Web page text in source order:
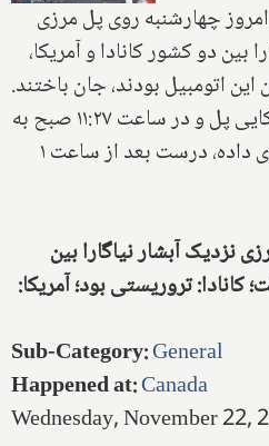
چهارشنبه روی پل مرزی
بین دو کشور کانادا و آمریکا،
اتومبیل بودند، جان باختند.
این انفجار که در سمت آمریکایی پل و در ساعت ۱۱:۲۷ صبح به
وقت شرق آمریکا و کانادا روی داده، درست بعد از ساعت ۱
نزدیک آبشار نیاگارا بین
کانادا: تروریستی بود؛ آمریکا:
Sub-Category:General
Happened at:Canada
Wednesday, November 22,